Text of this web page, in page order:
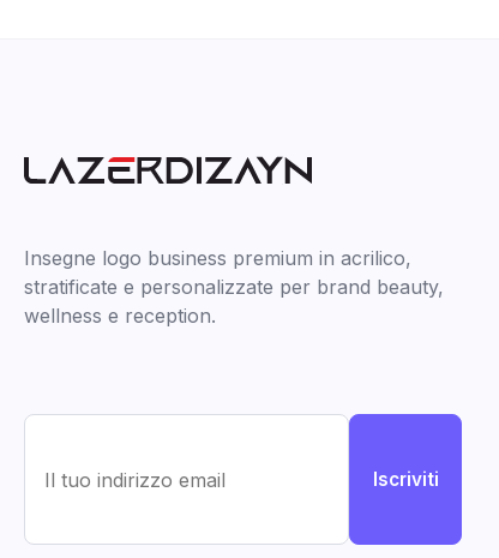
Insegne logo business premium in acrilico,
stratificate e personalizzate per brand beauty,
wellness e reception.
Iscriviti